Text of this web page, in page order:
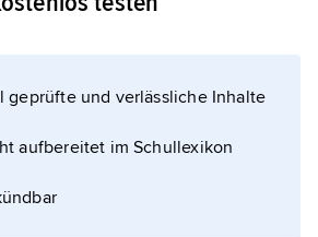
fünf Infanteriebrigaden und
gegliedert, hinzu
und
geprüfte und verlässliche Inhalte
aufbereitet im Schullexikon